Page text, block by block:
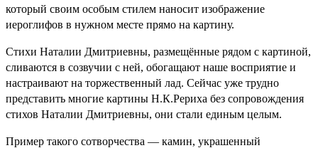
который своим особым стилем наносит изображение
иероглифов в нужном месте прямо на картину.
Стихи Наталии Дмитриевны, размещённые рядом с картиной,
сливаются в созвучии с ней, обогащают наше восприятие и
настраивают на торжественный лад. Сейчас уже трудно
представить многие картины Н.К.Рериха без сопровождения
стихов Наталии Дмитриевны, они стали единым целым.
Пример такого сотворчества — камин, украшенный